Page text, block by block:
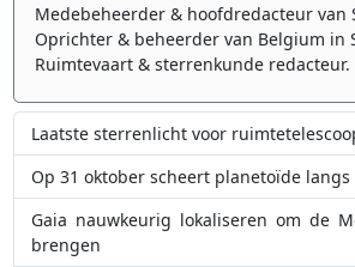
Medebeheerder & hoofdredacteur van
Oprichter & beheerder van Belgium in
Ruimtevaart & sterrenkunde redacteur.
Laatste sterrenlicht voor
Op 31 oktober scheert planetoïde langs
Gaia nauwkeurig lokaliseren om de
brengen